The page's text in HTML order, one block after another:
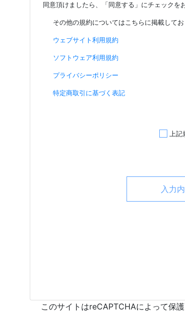
同意頂けましたら、「同意する」にチェックを
その他の規約についてはこちらに掲載して
ウェブサイト利用規約
ソフトウェア利用規約
プライバシーポリシー
特定商取引に基づく表記
上
このサイトはreCAPTCHAによって保